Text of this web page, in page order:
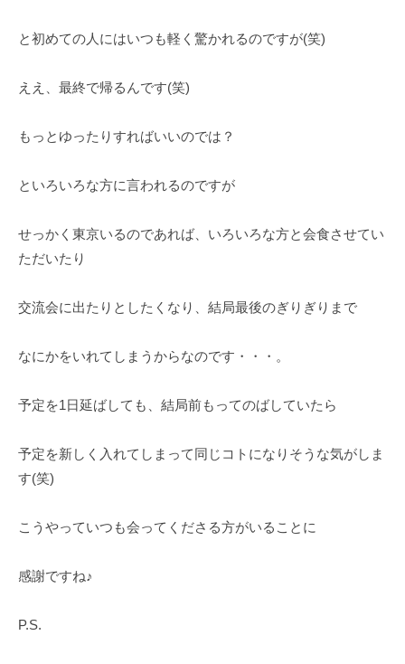
と初めての人にはいつも軽く驚かれるのですが(笑)
ええ、最終で帰るんです(笑)
もっとゆったりすればいいのでは？
といろいろな方に言われるのですが
せっかく東京いるのであれば、いろいろな方と会食させてい
ただいたり
交流会に出たりとしたくなり、結局最後のぎりぎりまで
なにかをいれてしまうからなのです・・・。
予定を1日延ばしても、結局前もってのばしていたら
予定を新しく入れてしまって同じコトになりそうな気がしま
す(笑)
こうやっていつも会ってくださる方がいることに
感謝ですね♪
P.S.